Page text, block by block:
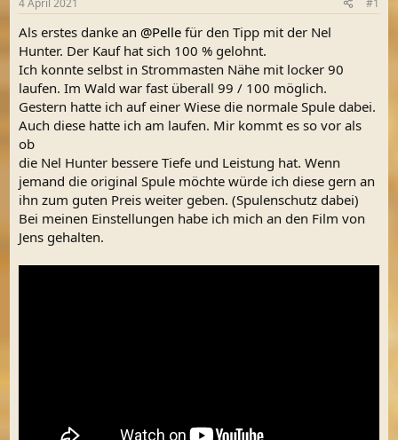
e
m
Als erstes danke an @Pelle für den Tipp mit der Nel
Hunter. Der Kauf hat sich 100 % gelohnt.
Ich konnte selbst in Strommasten Nähe mit locker 90
laufen. Im Wald war fast überall 99 / 100 möglich.
Gestern hatte ich auf einer Wiese die normale Spule dabei.
Auch diese hatte ich am laufen. Mir kommt es so vor als
ob
die Nel Hunter bessere Tiefe und Leistung hat. Wenn
jemand die original Spule möchte würde ich diese gern an
ihn zum guten Preis weiter geben. (Spulenschutz dabei)
Bei meinen Einstellungen habe ich mich an den Film von
Jens gehalten.